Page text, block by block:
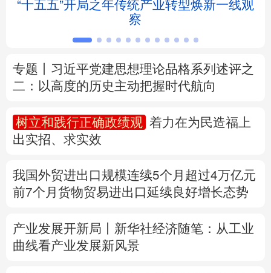
浙江 安徽 福建 江西
河南 湖北
广东 广西 海南 重庆
陕西 甘肃
English Español
“十五五”开局之年传统产业转型焕新一线观
察
专题丨 习近平党建思想理论品格系列述评之
二：以高度的历史主动把握时代航向
树立和践行正确政绩观
着力在为民造福上
出实招、求实效
我国外贸进出口规模连续5个月超过4万亿元
前7个月货物贸易进出口延续良好增长态势
产业发展开新局丨 新华社经济随笔：从工业
曲线看产业发展新风景